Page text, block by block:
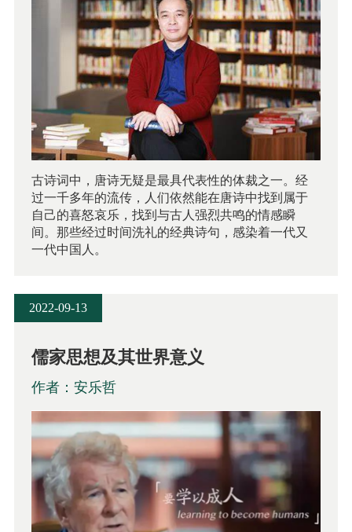
古诗词中，唐诗无疑是最具代表性的体裁之一。经
过一千多年的流传，人们依然能在唐诗中找到属于
自己的喜怒哀乐，找到与古人强烈共鸣的情感瞬
间。那些经过时间洗礼的经典诗句，感染着一代又
一代中国人。
2022-09-13
儒家思想及其世界意义
作者：安乐哲